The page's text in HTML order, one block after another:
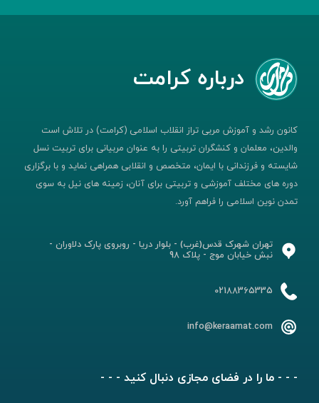
درباره کرامت
کانون رشد و آموزش مربی تراز انقلاب اسلامی (کرامت) در تلاش است
والدین، معلمان و کنشگران تربیتی را به عنوان مربیانی برای تربیت نسل
شایسته و فرزندانی با ایمان، متخصص و انقلابی همراهی نماید و با برگزاری
دوره های مختلف آموزشی و تربیتی برای آنان، زمینه های نیل به سوی
تمدن نوین اسلامی را فراهم آورد.
تهران شهرک قدس(غرب) - بلوار دریا - روبروی پارک دلاوران -
نبش خیابان موج - پلاک 98
02188365335
info@keraamat.com
- - - ما را در فضای مجازی دنبال کنید - - -